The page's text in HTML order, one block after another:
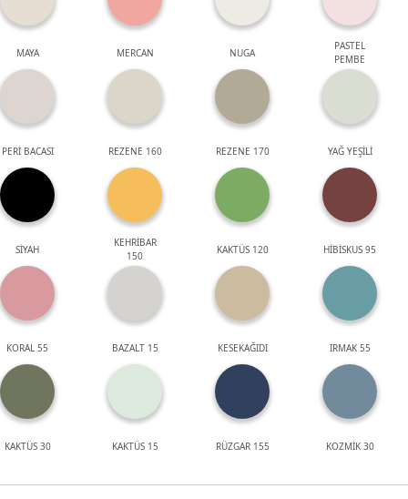
MAYA MERCAN NUGA
PASTEL
PEMBE
PERİ BACASI REZENE 160 REZENE 170 YAĞ YEŞİLİ
SİYAH
KEHRİBAR
150
KAKTÜS 120 HİBİSKUS 95
KORAL 55 BAZALT 15 KESEKAĞIDI IRMAK 55
KAKTÜS 30 KAKTÜS 15 RÜZGAR 155 KOZMİK 30